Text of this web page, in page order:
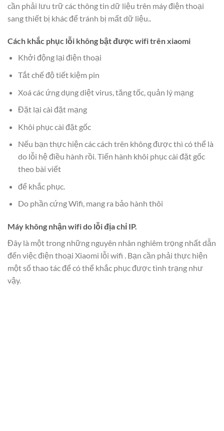
cần phải lưu trữ các thông tin dữ liệu trên máy điện thoại
sang thiết bị khác để tránh bị mất dữ liệu..
Cách khắc phục lỗi không bật được wifi trên xiaomi
Khởi động lại điện thoại
Tắt chế độ tiết kiệm pin
Xoá các ứng dụng diệt virus, tăng tốc, quản lý mạng
Đặt lại cài đặt mạng
Khôi phục cài đặt gốc
Nếu bạn thực hiện các cách trên không được thì có thể là
do lỗi hệ điều hành rồi. Tiến hành khôi phục cài đặt gốc
theo bài viết
để khắc phục.
Do phần cứng Wifi, mang ra bảo hành thôi
Máy không nhận wifi do lỗi địa chỉ IP.
Đây là một trong những nguyên nhân nghiêm trọng nhất dẫn
đến việc điện thoại Xiaomi lỗi wifi . Bạn cần phải thực hiện
một số thao tác để có thể khắc phục được tình trạng như
vậy.